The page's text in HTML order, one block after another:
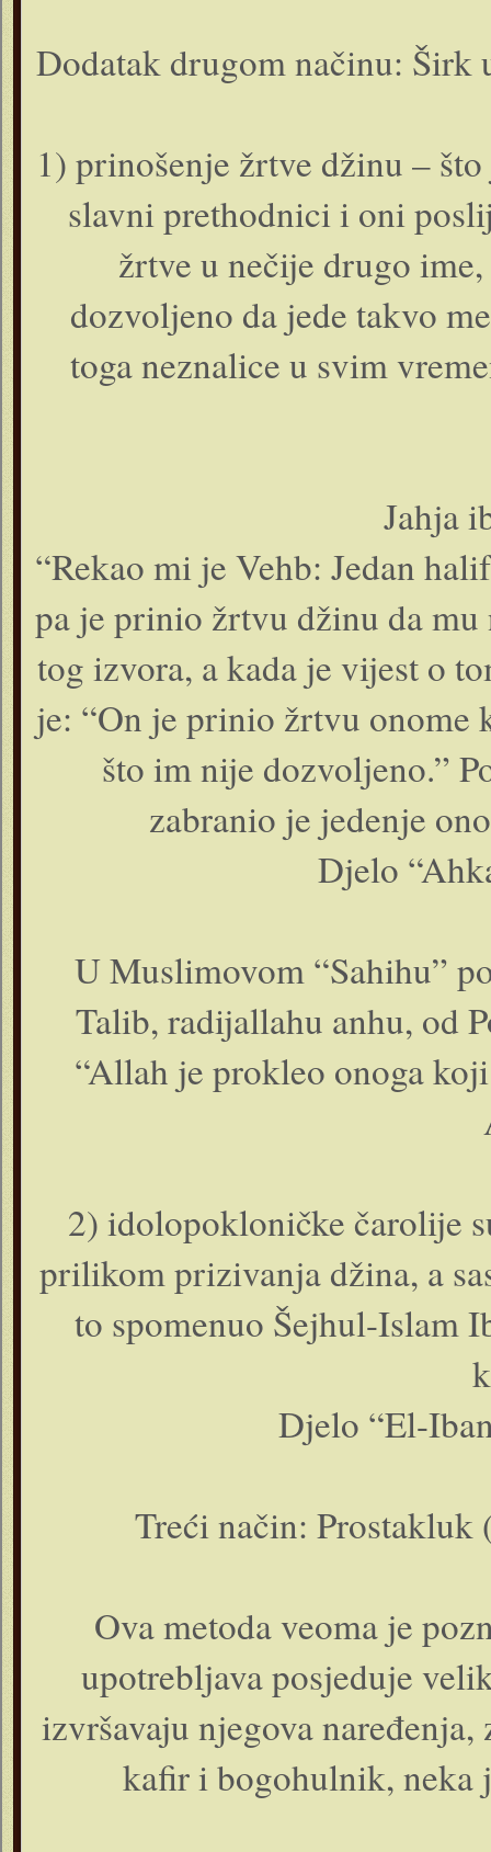
Dodatak drugom načinu: Širk
1) prinošenje žrtve džinu –
slavni prethodnici i oni
žrtve u nečije drugo
dozvoljeno da jede takvo
toga neznalice u svim
Jahja
“Rekao mi je Vehb: Jedan
pa je prinio žrtvu džinu da
tog izvora, a kada je vijest o
je: “On je prinio žrtvu
što im nije dozvoljeno.”
zabranio je jedenje
Djelo
U Muslimovom “Sahihu”
Talib, radijallahu anhu, od
“Allah je prokleo onoga
2) idolopokloničke čarolije
prilikom prizivanja džina, a
to spomenuo Šejhul-Islam
Djelo “El-
Treći način: Prostakluk
Ova metoda veoma je
upotrebljava posjeduje
izvršavaju njegova
kafir i bogohulnik, neka